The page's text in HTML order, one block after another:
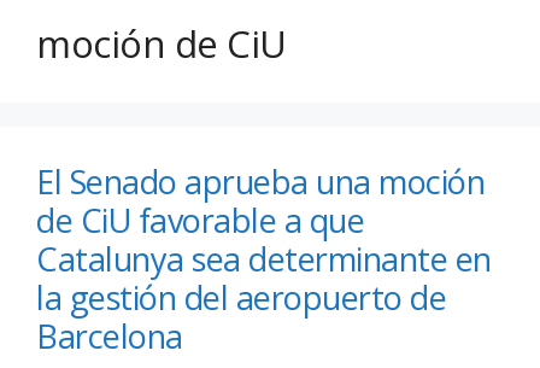
moción de CiU
El Senado aprueba una moción
de CiU favorable a que
Catalunya sea determinante en
la gestión del aeropuerto de
Barcelona